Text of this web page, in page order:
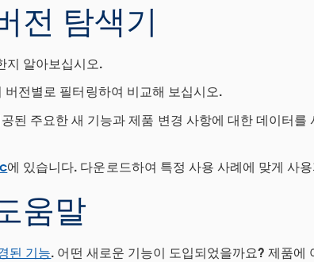
전 탐색기
지 알아보십시오.
전별로 필터링하여 비교해 보십시오.
된 주요한 새 기능과 제품 변경 사항에 대한 데이터
에 있습니다. 다운로드하여 특정 사용 사례에 맞게 사
움말
된 기능. 어떤 새로운 기능이 도입되었을까요? 제품